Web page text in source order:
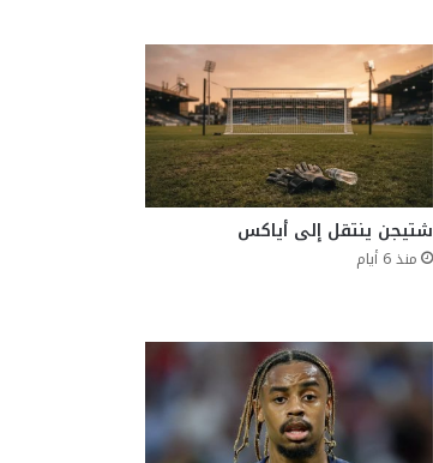
شتيجن ينتقل إلى أياكس
منذ 6 أيام